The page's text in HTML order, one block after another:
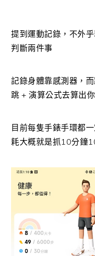
提到運動記錄，不外
判斷兩件事
記錄身體靠感測器，
跳 + 演算公式去算出
目前每隻手錶手環都
耗大概就是抓10分鐘